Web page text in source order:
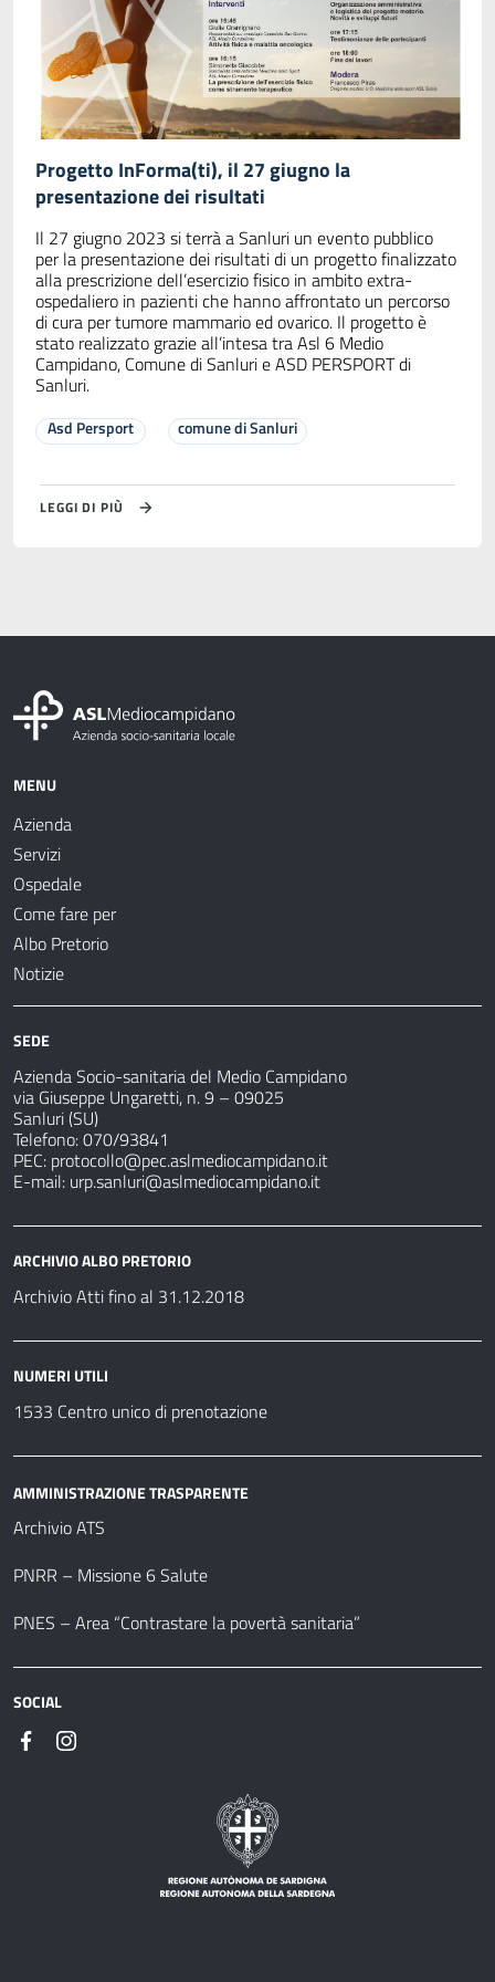
Progetto InForma(ti), il 27 giugno la
presentazione dei risultati
Il 27 giugno 2023 si terrà a Sanluri un evento pubblico
per la presentazione dei risultati di un progetto finalizzato
alla prescrizione dell’esercizio fisico in ambito extra-
ospedaliero in pazienti che hanno affrontato un percorso
di cura per tumore mammario ed ovarico. Il progetto è
stato realizzato grazie all’intesa tra Asl 6 Medio
Campidano, Comune di Sanluri e ASD PERSPORT di
Sanluri.
Asd Persport comune di Sanluri
LEGGI DI PIÙ
MENU
Azienda
Servizi
Ospedale
Come fare per
Albo Pretorio
Notizie
SEDE
Azienda Socio-sanitaria del Medio Campidano
via Giuseppe Ungaretti, n. 9 – 09025
Sanluri (SU)
Telefono: 070/93841
PEC: protocollo@pec.aslmediocampidano.it
E-mail: urp.sanluri@aslmediocampidano.it
ARCHIVIO ALBO PRETORIO
Archivio Atti fino al 31.12.2018
NUMERI UTILI
1533 Centro unico di prenotazione
AMMINISTRAZIONE TRASPARENTE
Archivio ATS
PNRR – Missione 6 Salute
PNES – Area “Contrastare la povertà sanitaria”
SOCIAL